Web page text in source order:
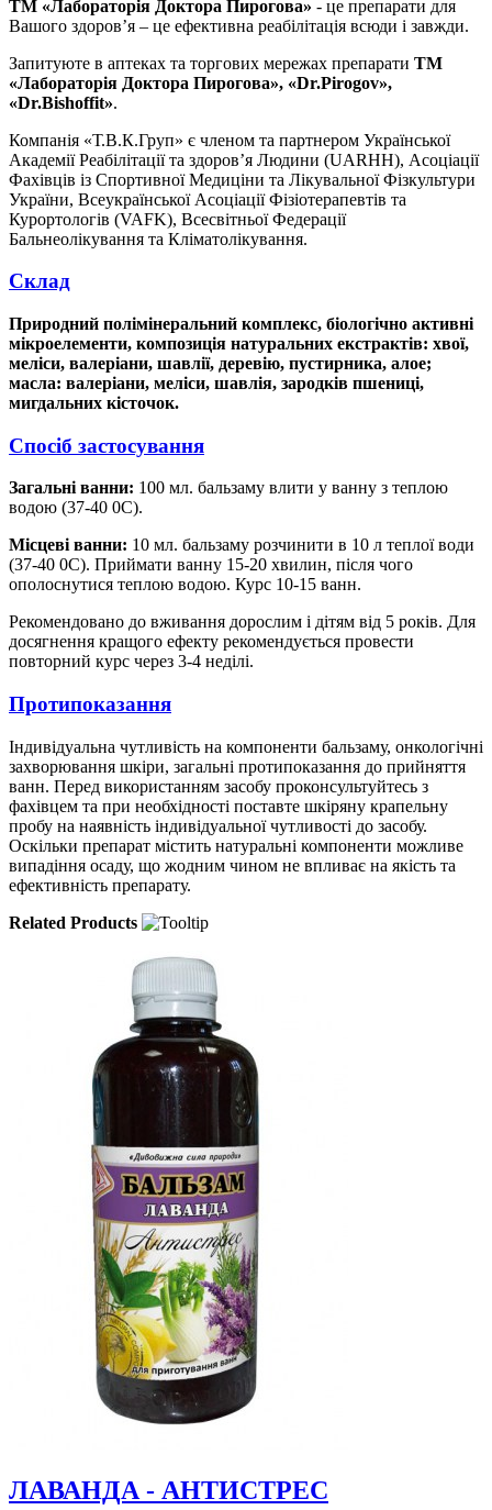
ТМ «Лабораторія Доктора Пирогова» - це препарати для
Вашого здоров’я – це ефективна реабілітація всюди і завжди.
Запитуюте в аптеках та торгових мережах препарати ТМ
«Лабораторія Доктора Пирогова», «Dr.Pirogov»,
«Dr.Bishoffit».
Компанія «Т.В.К.Груп» є членом та партнером Української
Академії Реабілітації та здоров’я Людини (UARHH), Асоціації
Фахівців із Спортивної Медиціни та Лікувальної Фізкультури
України, Всеукраїнської Асоціації Фізіотерапевтів та
Курортологів (VAFK), Всесвітньої Федерації
Бальнеолікування та Кліматолікування.
Склад
Природний полімінеральний комплекс, біологічно активні
мікроелементи, композиція натуральних екстрактів: хвої,
меліси, валеріани, шавлії, деревію, пустирника, алое;
масла: валеріани, меліси, шавлія, зародків пшениці,
мигдальних кісточок.
Спосіб застосування
Загальні ванни: 100 мл. бальзаму влити у ванну з теплою
водою (37-40 0С).
Місцеві ванни: 10 мл. бальзаму розчинити в 10 л теплої води
(37-40 0С). Приймати ванну 15-20 хвилин, після чого
ополоснутися теплою водою. Курс 10-15 ванн.
Рекомендовано до вживання дорослим і дітям від 5 років. Для
досягнення кращого ефекту рекомендується провести
повторний курс через 3-4 неділі.
Протипоказання
Індивідуальна чутливість на компоненти бальзаму, онкологічні
захворювання шкіри, загальні протипоказання до прийняття
ванн. Перед використанням засобу проконсультуйтесь з
фахівцем та при необхідності поставте шкіряну крапельну
пробу на наявність індивідуальної чутливості до засобу.
Оскільки препарат містить натуральні компоненти можливе
випадіння осаду, що жодним чином не впливає на якість та
ефективність препарату.
Related Products
ЛАВАНДА - АНТИСТРЕС